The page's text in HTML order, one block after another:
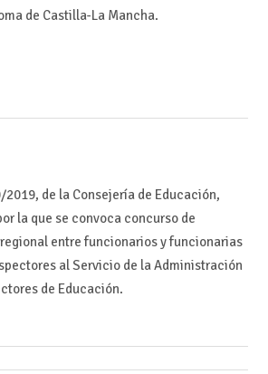
de Castilla-La Mancha.
de la Consejería de Educación,
la que se convoca concurso de
entre funcionarios y funcionarias
al Servicio de la Administración
de Educación.